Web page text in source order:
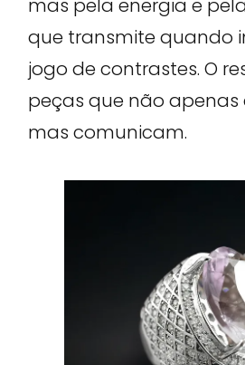
mas pela energia e
que transmite quando
jogo de contrastes. O
peças que não
mas comunicam.